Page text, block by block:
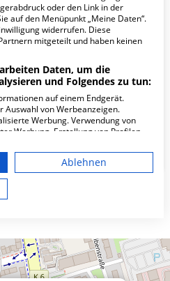
von MVZ Dr. Eberhard
von MVZ Dr.
oder den Link in der
auf den Menüpunkt „Meine Daten“.
widerrufen. Diese
mitgeteilt und haben keinen
Daten, um die
und Folgendes zu tun:
auf einem Endgerät.
von Werbeanzeigen.
Werbung. Verwendung von
Werbung. Erstellung von Profilen
Werbeleistung. Messung der
von Zielgruppen durch Statistiken
verschiedenen Quellen. Entwicklung
reduzierter Daten zur
gelten ausschließlich für diese
Anbieter)
Ablehnen